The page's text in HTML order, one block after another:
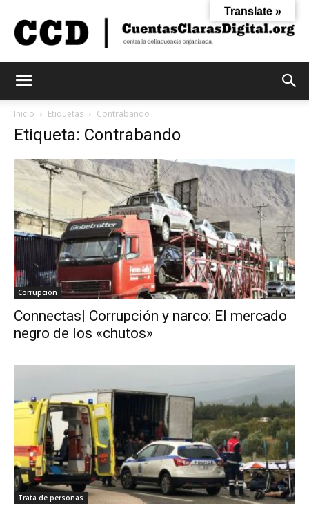
Digital
Inicio Etiquetas Contrabando
Etiqueta: Contrabando
Corrupción
Connectas| Corrupción y narco: El mercado
negro de los «chutos»
Trata de personas
Translate »